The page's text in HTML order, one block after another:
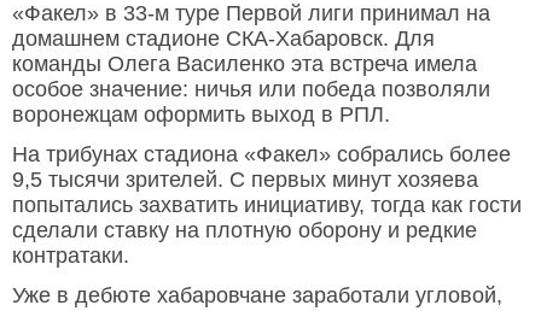
«Факел» в 33-м туре Первой лиги принимал на
домашнем стадионе СКА-Хабаровск. Для
команды Олега Василенко эта встреча имела
особое значение: ничья или победа позволяли
воронежцам оформить выход в РПЛ.
На трибунах стадиона «Факел» собрались более
9,5 тысячи зрителей. С первых минут хозяева
попытались захватить инициативу, тогда как гости
сделали ставку на плотную оборону и редкие
контратаки.
Уже в дебюте хабаровчане заработали угловой,